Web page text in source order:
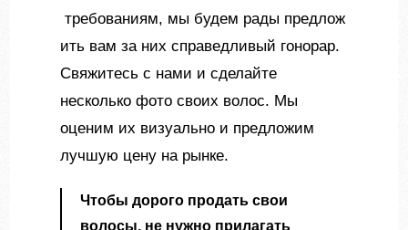
требованиям, мы будем рады предлож
ить вам за них справедливый гонорар.
Свяжитесь с нами и сделайте
несколько фото своих волос. Мы
оценим их визуально и предложим
лучшую цену на рынке.
Чтобы дорого продать свои
волосы, не нужно прилагать